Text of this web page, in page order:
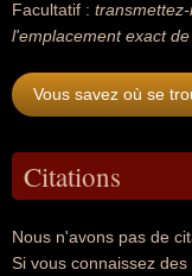
Facultatif :
l'emplacement exact
Vous savez où se
Citations
Nous n'avons pas de
Si vous connaissez